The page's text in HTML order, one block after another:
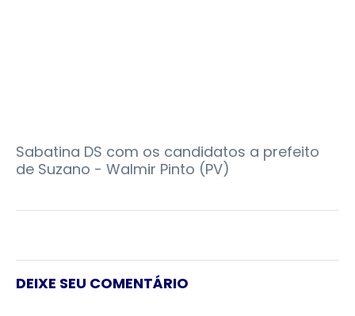
Sabatina DS com os candidatos a prefeito
de Suzano - Walmir Pinto (PV)
DEIXE SEU COMENTÁRIO